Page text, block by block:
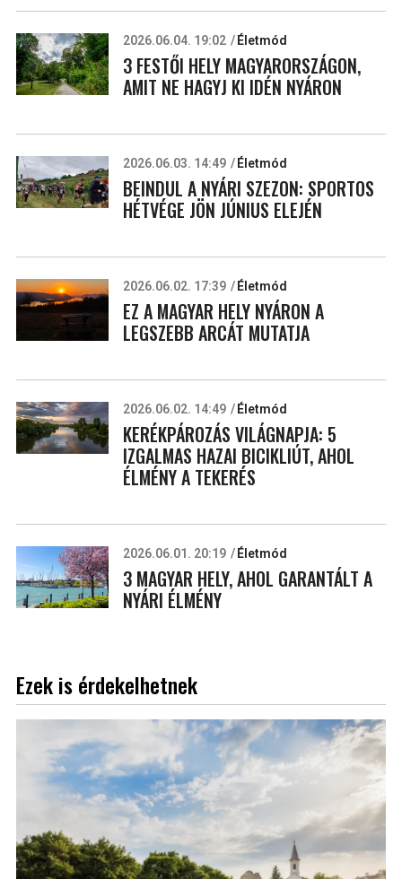
2026.06.04. 19:02 Életmód
3 FESTŐI HELY MAGYARORSZÁGON,
AMIT NE HAGYJ KI IDÉN NYÁRON
2026.06.03. 14:49 Életmód
BEINDUL A NYÁRI SZEZON: SPORTOS
HÉTVÉGE JÖN JÚNIUS ELEJÉN
2026.06.02. 17:39 Életmód
EZ A MAGYAR HELY NYÁRON A
LEGSZEBB ARCÁT MUTATJA
2026.06.02. 14:49 Életmód
KERÉKPÁROZÁS VILÁGNAPJA: 5
IZGALMAS HAZAI BICIKLIÚT, AHOL
ÉLMÉNY A TEKERÉS
2026.06.01. 20:19 Életmód
3 MAGYAR HELY, AHOL GARANTÁLT A
NYÁRI ÉLMÉNY
Ezek is érdekelhetnek